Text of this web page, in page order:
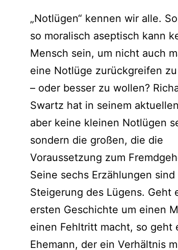
„Notlügen“ kennen wir alle.
so moralisch aseptisch kann
Mensch sein, um nicht auch
eine Notlüge zurückgreifen
– oder besser zu wollen?
Swartz hat in seinem
aber keine kleinen Notlügen
sondern die großen, die die
Voraussetzung zum
Seine sechs Erzählungen sind
Steigerung des Lügens. Geht
ersten Geschichte um einen
einen Fehltritt macht, so geht
Ehemann, der ein Verhältnis